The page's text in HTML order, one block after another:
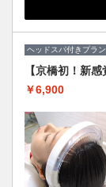
ヘッドスパ付きプラン
【京橋初！新
￥6,900